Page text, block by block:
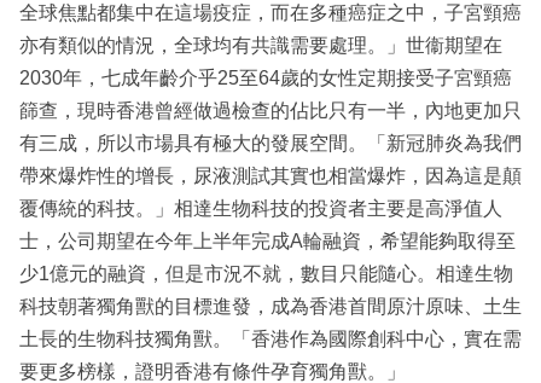
全球焦點都集中在這場疫症，而在多種癌症之中，子宮頸癌
亦有類似的情況，全球均有共識需要處理。」世衞期望在
2030年，七成年齡介乎25至64歲的女性定期接受子宮頸癌
篩查，現時香港曾經做過檢查的佔比只有一半，內地更加只
有三成，所以市場具有極大的發展空間。「新冠肺炎為我們
帶來爆炸性的增長，尿液測試其實也相當爆炸，因為這是顛
覆傳統的科技。」相達生物科技的投資者主要是高淨值人
士，公司期望在今年上半年完成A輪融資，希望能夠取得至
少1億元的融資，但是市況不就，數目只能隨心。相達生物
科技朝著獨角獸的目標進發，成為香港首間原汁原味、土生
土長的生物科技獨角獸。「香港作為國際創科中心，實在需
要更多榜樣，證明香港有條件孕育獨角獸。」